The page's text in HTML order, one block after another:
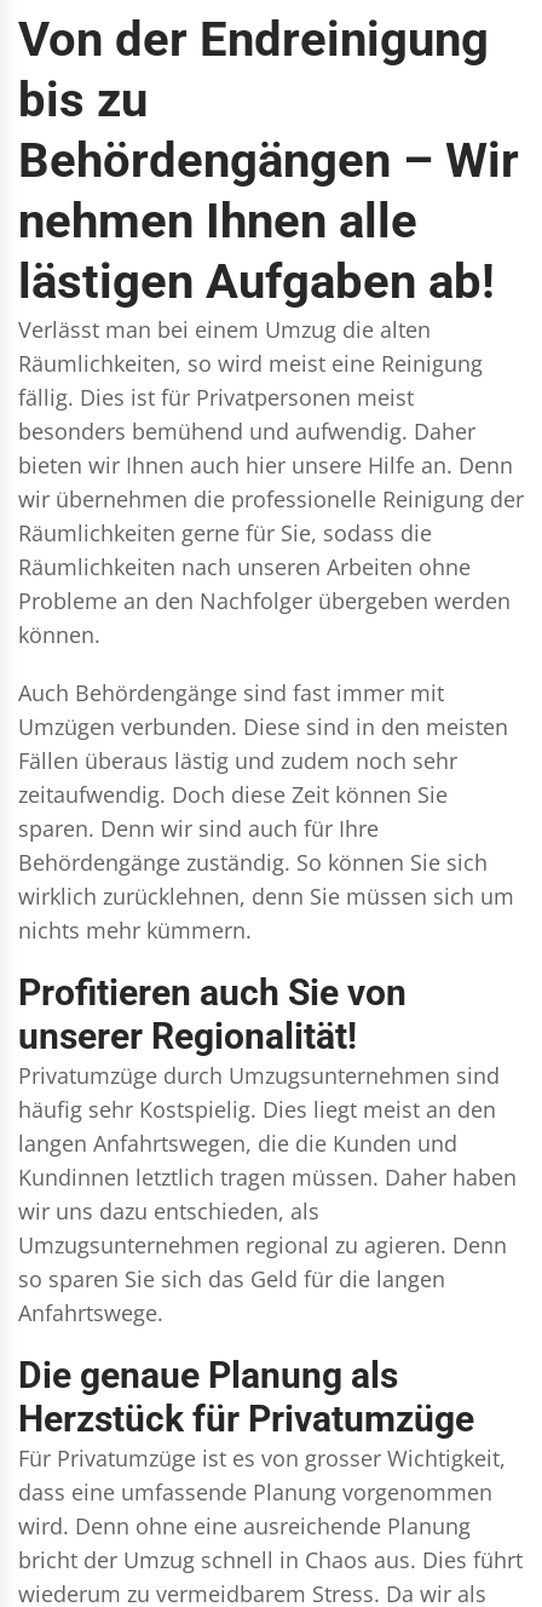
Von der Endreinigung
bis zu
Behördengängen – Wir
nehmen Ihnen alle
lästigen Aufgaben ab!
Verlässt man bei einem Umzug die alten
Räumlichkeiten, so wird meist eine Reinigung
fällig. Dies ist für Privatpersonen meist
besonders bemühend und aufwendig. Daher
bieten wir Ihnen auch hier unsere Hilfe an. Denn
wir übernehmen die professionelle Reinigung der
Räumlichkeiten gerne für Sie, sodass die
Räumlichkeiten nach unseren Arbeiten ohne
Probleme an den Nachfolger übergeben werden
können.
Auch Behördengänge sind fast immer mit
Umzügen verbunden. Diese sind in den meisten
Fällen überaus lästig und zudem noch sehr
zeitaufwendig. Doch diese Zeit können Sie
sparen. Denn wir sind auch für Ihre
Behördengänge zuständig. So können Sie sich
wirklich zurücklehnen, denn Sie müssen sich um
nichts mehr kümmern.
Profitieren auch Sie von
unserer Regionalität!
Privatumzüge durch Umzugsunternehmen sind
häufig sehr Kostspielig. Dies liegt meist an den
langen Anfahrtswegen, die die Kunden und
Kundinnen letztlich tragen müssen. Daher haben
wir uns dazu entschieden, als
Umzugsunternehmen regional zu agieren. Denn
so sparen Sie sich das Geld für die langen
Anfahrtswege.
Die genaue Planung als
Herzstück für Privatumzüge
Für Privatumzüge ist es von grosser Wichtigkeit,
dass eine umfassende Planung vorgenommen
wird. Denn ohne eine ausreichende Planung
bricht der Umzug schnell in Chaos aus. Dies führt
wiederum zu vermeidbarem Stress. Da wir als